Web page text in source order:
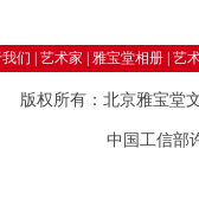
们 艺术家 雅宝堂相册 艺
版权所有：北京雅宝堂
中国工信部